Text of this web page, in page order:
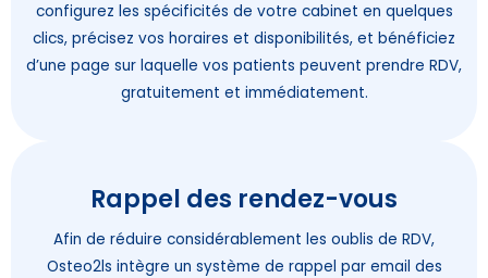
configurez les spécificités de votre cabinet en quelques
clics, précisez vos horaires et disponibilités, et bénéficiez
d’une page sur laquelle vos patients peuvent prendre RDV,
gratuitement et immédiatement.
Rappel des rendez-vous
Afin de réduire considérablement les oublis de RDV,
Osteo2ls intègre un système de rappel par email des